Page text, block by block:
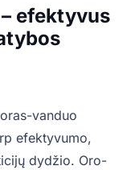
efektyvus
vanduo
efektyvumo,
dydžio. Oro-